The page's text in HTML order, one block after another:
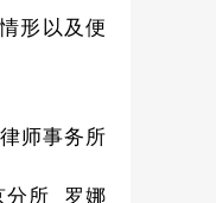
形以及便
师事务所
分所 罗娜